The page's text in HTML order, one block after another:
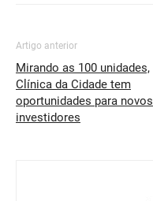
Artigo anterior
Mirando as 100 unidades,
Clínica da Cidade tem
oportunidades para novos
investidores